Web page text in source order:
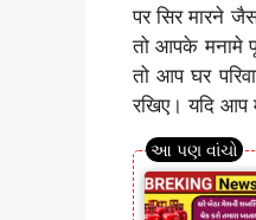
पर सिर मारने
तो आपके मनामे
तो आप घर
रखिए। यदि आप